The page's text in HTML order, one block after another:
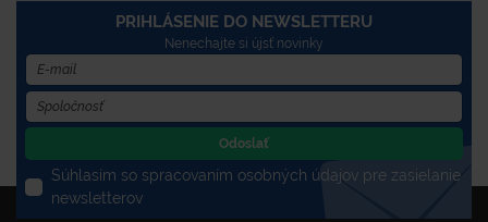
PRIHLÁSENIE DO NEWSLETTERU
Nenechajte si újsť novinky
Odoslať
Súhlasím so spracovaním osobných údajov pre zasielanie
newsletterov